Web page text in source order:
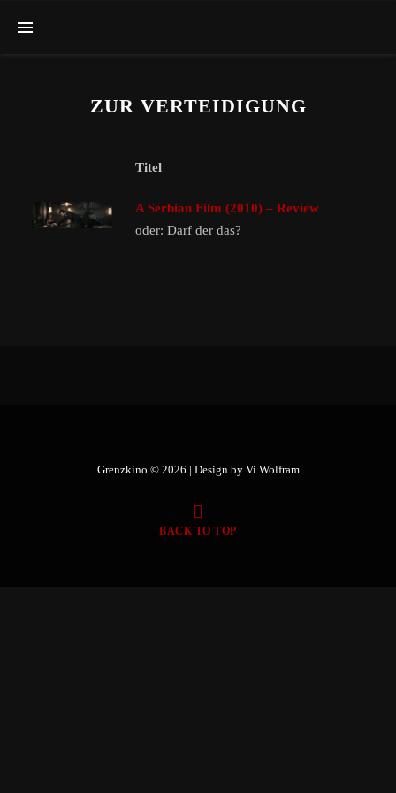
ZUR VERTEIDIGUNG
Titel
A Serbian Film (2010) – Review
oder: Darf der das?
Grenzkino © 2026 | Design by Vi Wolfram
BACK TO TOP